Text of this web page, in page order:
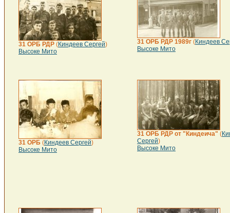
31 ОРБ РДР (Киндеев Сергей)
Высоке Мито
31 ОРБ РДР 1989г (Киндеев
Высоке Мито
31 ОРБ (Киндеев Сергей)
Высоке Мито
31 ОРБ РДР от "Киндеича" (
Сергей)
Высоке Мито